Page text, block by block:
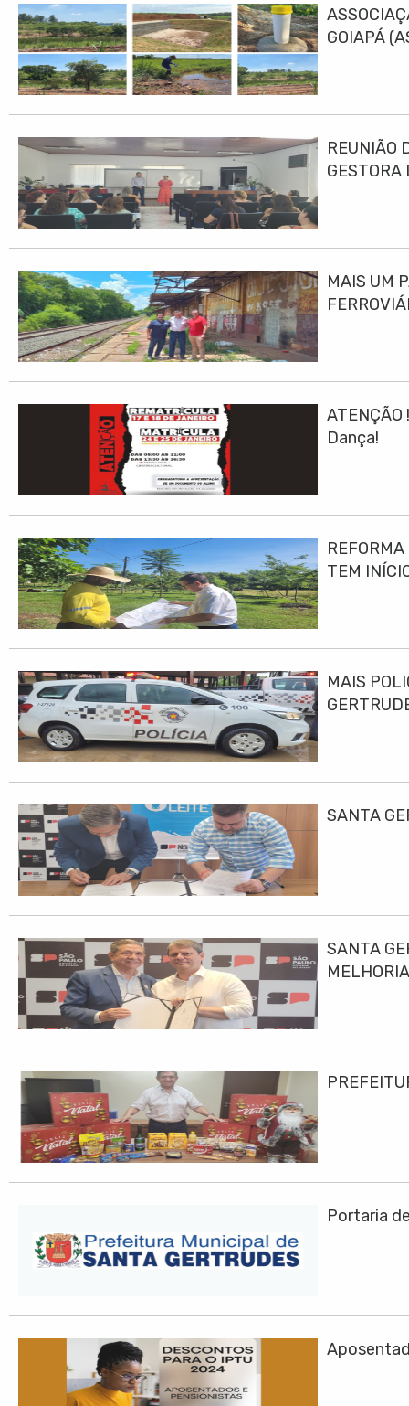
GOIAPÁ
REUNIÃO
GESTORA
MAIS UM
Dança!
TEM
MAIS
SANTA
SANTA
Portaria